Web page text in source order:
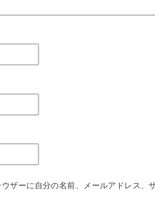
ザーに自分の名前、メールアドレス、